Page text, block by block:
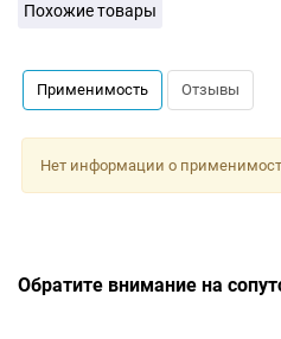
Похожие товары
Применимость Отзывы
Нет информации о
Обратите внимание на